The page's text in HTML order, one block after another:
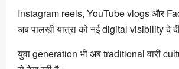
Instagram reels, YouTube vlogs और
अब पालखी यात्रा को नई digital visibility दे
युवा generation भी अब traditional वारी